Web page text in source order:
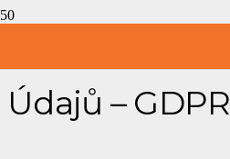
Údajů – GDPR